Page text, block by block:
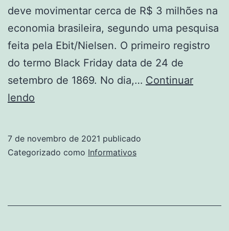
deve movimentar cerca de R$ 3 milhões na
economia brasileira, segundo uma pesquisa
feita pela Ebit/Nielsen. O primeiro registro
do termo Black Friday data de 24 de
setembro de 1869. No dia,… Continuar
lendo
Black
7 de novembro de 2021 publicado
Categorizado como Informativos